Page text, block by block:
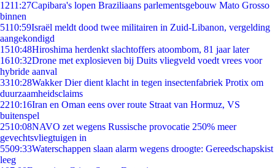
1211:27Capibara's lopen Braziliaans parlementsgebouw Mato Grosso
binnen
5110:59Israël meldt dood twee militairen in Zuid-Libanon, vergelding
aangekondigd
1510:48Hiroshima herdenkt slachtoffers atoombom, 81 jaar later
1610:32Drone met explosieven bij Duits vliegveld voedt vrees voor
hybride aanval
3310:28Wakker Dier dient klacht in tegen insectenfabriek Protix om
duurzaamheidsclaims
2210:16Iran en Oman eens over route Straat van Hormuz, VS
buitenspel
2510:08NAVO zet wegens Russische provocatie 250% meer
gevechtsvliegtuigen in
5509:33Waterschappen slaan alarm wegens droogte: Gereedschapskist
leeg